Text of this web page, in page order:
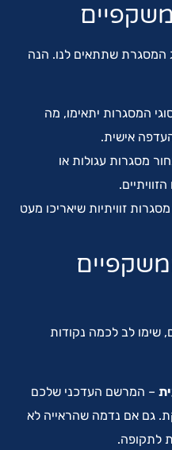
המסגרת שתתאים לנו. הנה
המסגרות יתאימו, מה
אישית.
מסגרות עגולות או
זוויתיות שיאריכו מעט
שימו לב לכמה נקודות
– המרשם העדכני שלכם
גם אם נדמה שהראייה לא
לתקופה.